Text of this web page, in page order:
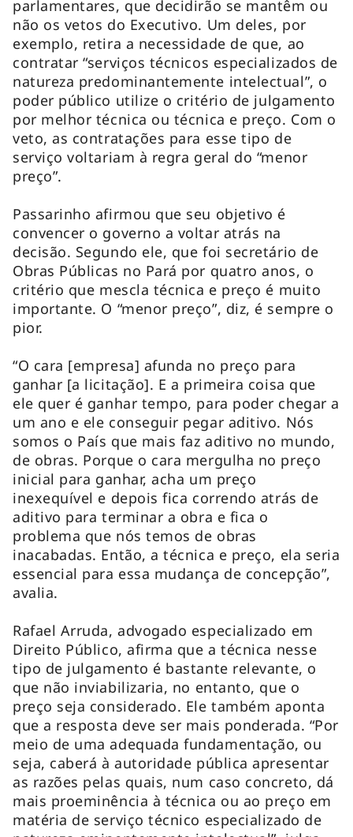
parlamentares, que decidirão se mantêm ou
não os vetos do Executivo. Um deles, por
exemplo, retira a necessidade de que, ao
contratar “serviços técnicos especializados de
natureza predominantemente intelectual”, o
poder público utilize o critério de julgamento
por melhor técnica ou técnica e preço. Com o
veto, as contratações para esse tipo de
serviço voltariam à regra geral do “menor
preço”.
Passarinho afirmou que seu objetivo é
convencer o governo a voltar atrás na
decisão. Segundo ele, que foi secretário de
Obras Públicas no Pará por quatro anos, o
critério que mescla técnica e preço é muito
importante. O “menor preço”, diz, é sempre o
pior.
“O cara [empresa] afunda no preço para
ganhar [a licitação]. E a primeira coisa que
ele quer é ganhar tempo, para poder chegar a
um ano e ele conseguir pegar aditivo. Nós
somos o País que mais faz aditivo no mundo,
de obras. Porque o cara mergulha no preço
inicial para ganhar, acha um preço
inexequível e depois fica correndo atrás de
aditivo para terminar a obra e fica o
problema que nós temos de obras
inacabadas. Então, a técnica e preço, ela seria
essencial para essa mudança de concepção”,
avalia.
Rafael Arruda, advogado especializado em
Direito Público, afirma que a técnica nesse
tipo de julgamento é bastante relevante, o
que não inviabilizaria, no entanto, que o
preço seja considerado. Ele também aponta
que a resposta deve ser mais ponderada. “Por
meio de uma adequada fundamentação, ou
seja, caberá à autoridade pública apresentar
as razões pelas quais, num caso concreto, dá
mais proeminência à técnica ou ao preço em
matéria de serviço técnico especializado de